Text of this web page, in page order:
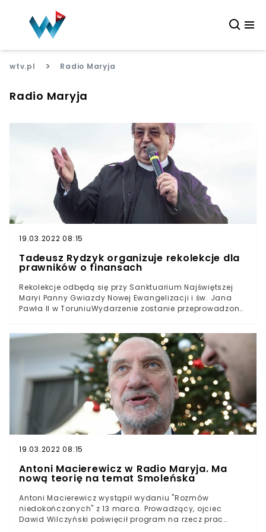
wtv.pl > Radio Maryja
Radio Maryja
19.03.2022 08:15
Tadeusz Rydzyk organizuje rekolekcje dla
prawników o finansach
Rekolekcje odbędą się przy Sanktuarium Najświętszej
Maryi Panny Gwiazdy Nowej Ewangelizacji i św. Jana
Pawła II w ToruniuWydarzenie zostanie przeprowadzone
hybrydowymZajęcia poprowadzi ksiądz prałat
Sławomir Oder. Rekolekcje zaś zainspirowali i
współorganizują prawnicyZa pośrednictwem Radia
Maryja, Tadeusz Rydzyk wydał ważny komunikat w
sprawie nadchodzących rekolekcji. Przedsięwzięciu
patronuje Centrum Ochrony Praw Chrześcijan.
Prowadzący je, ksiądz Sławomir Oder jest zaś głównym
postulatorem procesu beatyfikacyjnego i
kanonizacyjnego Jana Pawła II. Tematami zajęć będą:
"klauzula sumienia w zawodach prawniczych", „Bóg
adwokatem człowieka”, „Bóg sprawiedliwy” oraz „Bóg
stacjonarnym, niezbędne będzie zasłanianie ust oraz
nosa, jak i zachowanie należytego, dwumetrowego
19.03.2022 08:15
Antoni Macierewicz w Radio Maryja. Ma
nową teorię na temat Smoleńska
Antoni Macierewicz wystąpił wydaniu "Rozmów
niedokończonych" z 13 marca. Prowadzący, ojciec
Dawid Wilczyński poświęcił program na rzecz prac